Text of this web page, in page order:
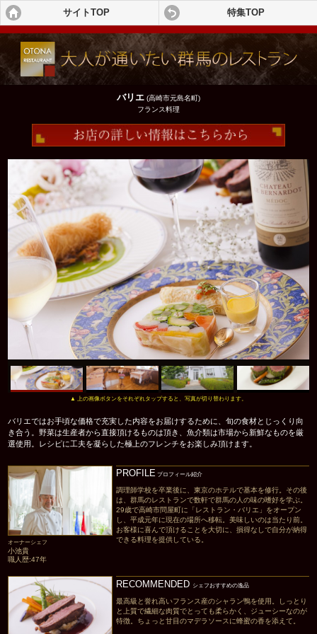
サイトTOP 特集TOP
バリエ (高崎市元島名町)
フランス料理
▲ 上の画像ボタンをそれぞれタップすると、写真が切り替わります。
バリエではお手頃な価格で充実した内容をお届けするために、旬の食材とじっくり向
き合う。野菜は生産者から直接頂けるものは頂き、魚介類は市場から新鮮なものを厳
選使用。レシピに工夫を凝らした極上のフレンチをお楽しみ頂けます。
オーナーシェフ
小池貴
職人歴:47年
PROFILE プロフィール紹介
調理師学校を卒業後に、東京のホテルで基本を修行。その後
は、群馬のレストランで数軒で群馬の人の味の嗜好を学ぶ。
29歳で高崎市問屋町に「レストラン・バリエ」をオープン
し、平成元年に現在の場所へ移転。美味しいのは当たり前。
お客様に喜んで頂けることを大切に、損得なしで自分が納得
できる料理を提供している。
RECOMMENDED シェフおすすめの逸品
最高級と誉れ高いフランス産のシャラン鴨を使用。しっとり
と上質で繊細な肉質でとっても柔らかく、ジューシーなのが
特徴。ちょっと甘目のマデラソースに蜂蜜の香を添えて。